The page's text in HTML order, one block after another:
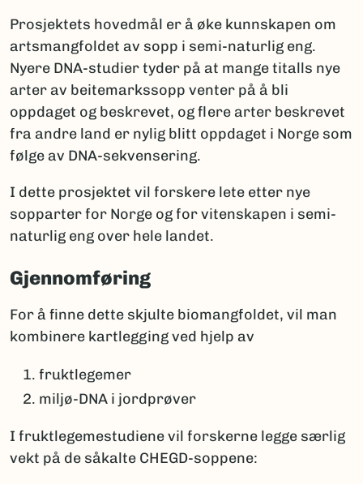
Prosjektets hovedmål er å øke kunnskapen om
artsmangfoldet av sopp i semi-naturlig eng.
Nyere DNA-studier tyder på at mange titalls nye
arter av beitemarkssopp venter på å bli
oppdaget og beskrevet, og flere arter beskrevet
fra andre land er nylig blitt oppdaget i Norge som
følge av DNA-sekvensering.
I dette prosjektet vil forskere lete etter nye
sopparter for Norge og for vitenskapen i semi-
naturlig eng over hele landet.
Gjennomføring
For å finne dette skjulte biomangfoldet, vil man
kombinere kartlegging ved hjelp av
fruktlegemer
miljø-DNA i jordprøver
I fruktlegemestudiene vil forskerne legge særlig
vekt på de såkalte CHEGD-soppene: